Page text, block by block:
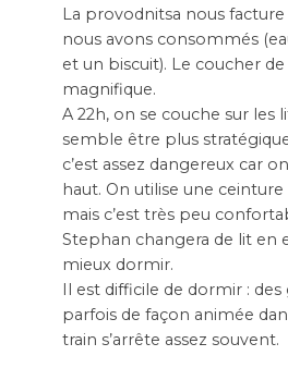
La provodnitsa nous
nous avons consommés
et un biscuit). Le coucher
magnifique.
A 22h, on se couche sur les
semble être plus
c’est assez dangereux car
haut. On utilise une ceinture
mais c’est très peu
Stephan changera de lit en
mieux dormir.
Il est difficile de dormir :
parfois de façon animée
train s’arrête assez souvent.